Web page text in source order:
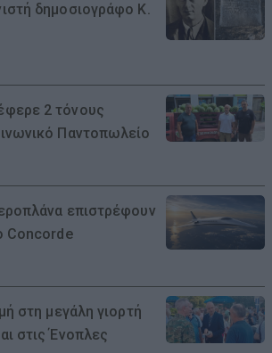
δημοσιογράφο Κ.
2 τόνους
Παντοπωλείο
επιστρέφουν
Concorde
στη μεγάλη γιορτή
στις Ένοπλες